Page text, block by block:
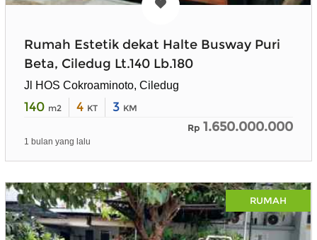
Rumah Estetik dekat Halte Busway Puri
Beta, Ciledug Lt.140 Lb.180
Jl HOS Cokroaminoto, Ciledug
140 m2 4 KT 3 KM
Rp 1.650.000.000
1 bulan yang lalu
RUMAH